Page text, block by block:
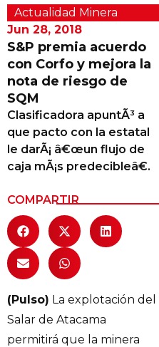
Minería Superficie
Minerí­a Subterránea
Proveedores
Canal Digital
Columnas de Opinión
Designaciones
Calendario de Eventos
Revistas Digital
Siguenos
Actualidad Minera
Jun 28, 2018
S&P premia acuerdo
con Corfo y mejora la
nota de riesgo de
SQM
Clasificadora apuntÃ³ a
que pacto con la estatal
le darÃ¡ â€œun flujo de
caja mÃ¡s predecibleâ€.
COMPARTIR
(Pulso) La explotación del
Salar de Atacama
permitirá que la minera